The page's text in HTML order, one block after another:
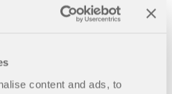
content and ads, to
větrné tunely